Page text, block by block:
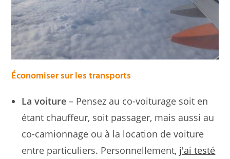
Économiser sur les transports
La voiture – Pensez au co-voiturage soit en
étant chauffeur, soit passager, mais aussi au
co-camionnage ou à la location de voiture
entre particuliers. Personnellement, j'ai testé